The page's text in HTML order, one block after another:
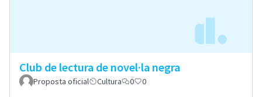
Club de lectura de novel·la negra
Proposta oficial Cultura 0 0